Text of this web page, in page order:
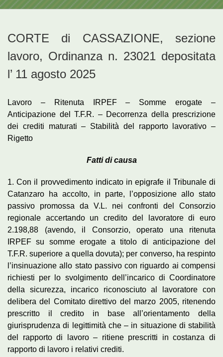
CORTE di CASSAZIONE, sezione
lavoro, Ordinanza n. 23021 depositata
l’ 11 agosto 2025
Lavoro – Ritenuta IRPEF – Somme erogate –
Anticipazione del T.F.R. – Decorrenza della prescrizione
dei crediti maturati – Stabilità del rapporto lavorativo –
Rigetto
Fatti di causa
1. Con il provvedimento indicato in epigrafe il Tribunale di
Catanzaro ha accolto, in parte, l’opposizione allo stato
passivo promossa da V.L. nei confronti del Consorzio
regionale accertando un credito del lavoratore di euro
2.198,88 (avendo, il Consorzio, operato una ritenuta
IRPEF su somme erogate a titolo di anticipazione del
T.F.R. superiore a quella dovuta); per converso, ha respinto
l’insinuazione allo stato passivo con riguardo ai compensi
richiesti per lo svolgimento dell’incarico di Coordinatore
della sicurezza, incarico riconosciuto al lavoratore con
delibera del Comitato direttivo del marzo 2005, ritenendo
prescritto il credito in base all’orientamento della
giurisprudenza di legittimità che – in situazione di stabilità
del rapporto di lavoro – ritiene prescritti in costanza di
rapporto di lavoro i relativi crediti.